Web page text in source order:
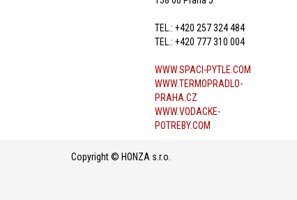
TEL.: +420 257 324 484
TEL.: +420 777 310 004
WWW.SPACI-PYTLE.COM
WWW.TERMOPRADLO-
PRAHA.CZ
WWW.VODACKE-
POTREBY.COM
Copyright © HONZA s.r.o.